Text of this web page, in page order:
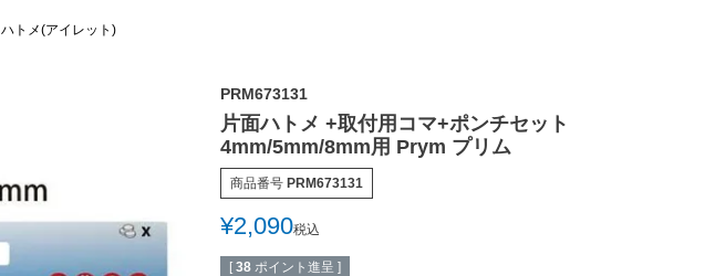
ハトメ(アイレット)
PRM673131
片面ハトメ +取付用コマ+ポンチセット
4mm/5mm/8mm用 Prym プリム
商品番号 PRM673131
¥2,090税込
[ 38 ポイント進呈 ]